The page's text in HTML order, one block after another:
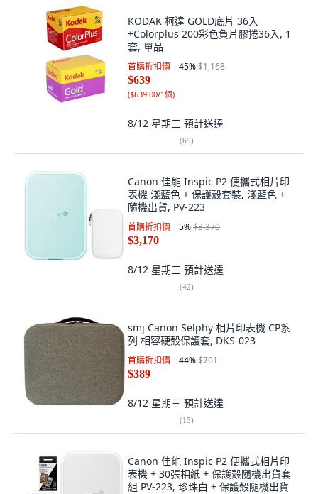
KODAK 柯達 GOLD底片 36入
+Colorplus 200彩色負片膠捲36入, 1
套, 單品
首購折扣價 45%$1,168
$639
($639.00/1個)
8/12 星期三 預計送達
(69)
Canon 佳能 Inspic P2 便攜式相片印
表機 淺藍色 + 保護殼套裝, 淺藍色 +
隨機出貨, PV-223
首購折扣價 5%$3,370
$3,170
8/12 星期三 預計送達
(42)
smj Canon Selphy 相片印表機 CP系
列 相容硬殼保護套, DKS-023
首購折扣價 44%$701
$389
8/12 星期三 預計送達
(15)
Canon 佳能 Inspic P2 便攜式相片印
表機 + 30張相紙 + 保護殼隨機出貨套
組 PV-223, 珍珠白 + 保護殼隨機出貨